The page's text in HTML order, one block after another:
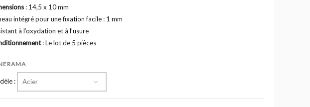
: 14,5 x 10 mm
intégré pour une fixation facile : 1 mm
à l’oxydation et à l’usure
: Le lot de 5 pièces
: Acier